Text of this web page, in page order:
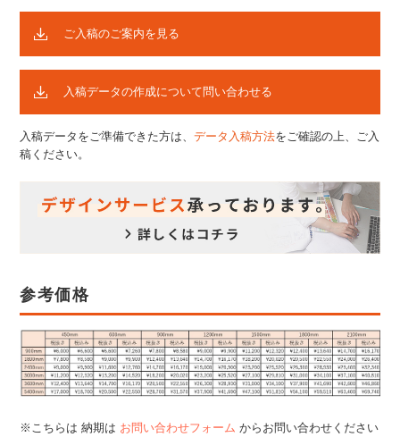
ご入稿のご案内を見る
入稿データの作成について問い合わせる
入稿データをご準備できた方は、データ入稿方法をご確認の上、ご入
稿ください。
参考価格
※こちらは 納期は お問い合わせフォーム からお問い合わせください